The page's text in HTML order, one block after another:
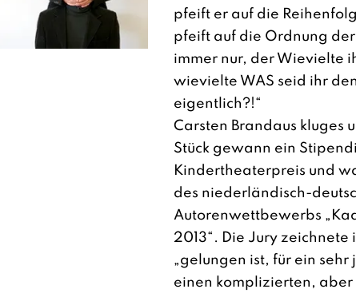
pfeift er auf die
pfeift auf die Ordnung
immer nur, der Wievielte
wievielte WAS seid ihr
eigentlich?!“
Carsten Brandaus kluges
Stück gewann ein
Kindertheaterpreis und
des niederländisch-
Autorenwettbewerbs
2013“. Die Jury zeichnete
„gelungen ist, für ein sehr
einen komplizierten, aber